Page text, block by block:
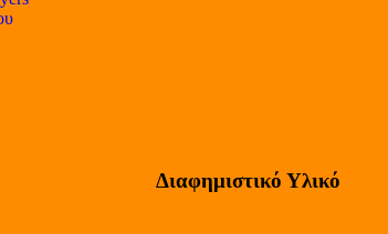
Διαφημιστικό Υλικό